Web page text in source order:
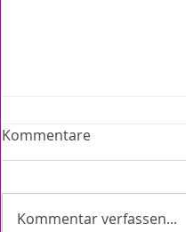
Kommentare
Kommentar verfassen...